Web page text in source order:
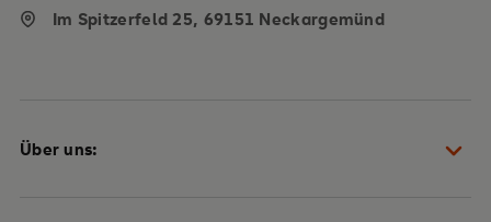
Über uns:
Im Spitzerfeld 25, 69151 Neckargemünd